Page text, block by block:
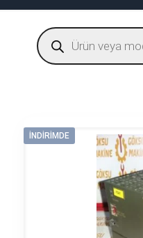
Products
search
İNDIRIMDE